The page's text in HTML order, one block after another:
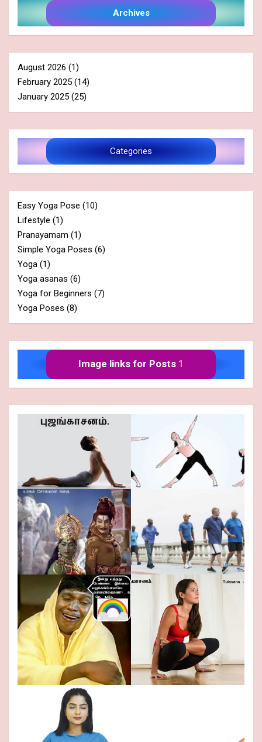
Archives
August 2026 (1)
February 2025 (14)
January 2025 (25)
Categories
Easy Yoga Pose (10)
Lifestyle (1)
Pranayamam (1)
Simple Yoga Poses (6)
Yoga (1)
Yoga asanas (6)
Yoga for Beginners (7)
Yoga Poses (8)
Image links for Posts 1